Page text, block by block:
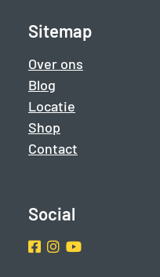
Sitemap
Over ons
Blog
Locatie
Shop
Contact
Social
Facebook
Instragram
Youtube